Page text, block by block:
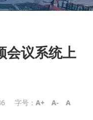
会议系统上
字号：A+ A- A